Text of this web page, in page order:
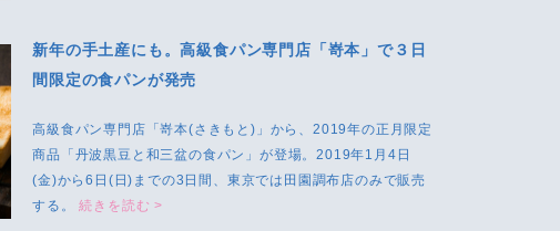
新年の手土産にも。高級食パン専門店「嵜本」で３日
間限定の食パンが発売
高級食パン専門店「嵜本(さきもと)」から、2019年の正月限定
商品「丹波黒豆と和三盆の食パン」が登場。2019年1月4日
(金)から6日(日)までの3日間、東京では田園調布店のみで販売
する。続きを読む >